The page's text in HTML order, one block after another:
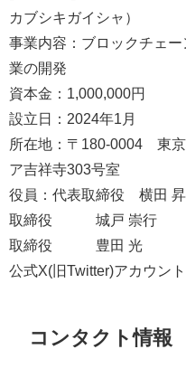
カブシキガイシャ）
事業内容：ブロックチェ
業の開発
資本金：1,000,000円
設立日：2024年1月
所在地：〒180-0004 東
ア吉祥寺303号室
役員：代表取締役 横田
取締役 城戸 崇行
取締役 豊田 光
公式X(旧Twitter)アカウント
コンタクト情報